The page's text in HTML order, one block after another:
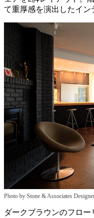
て重厚感を演出したイン
Photo by Stone & Associates
ダークブラウンのフロ